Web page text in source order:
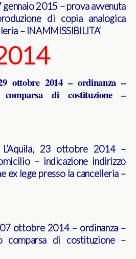
2015 – prova avvenuta
di copia analogica
– INAMMISSIBILITA’
ottobre 2014 – ordinanza –
comparsa di costituzione –
23 ottobre 2014 –
– indicazione indirizzo
ex lege presso la cancelleria –
ottobre 2014 – ordinanza –
comparsa di costituzione –